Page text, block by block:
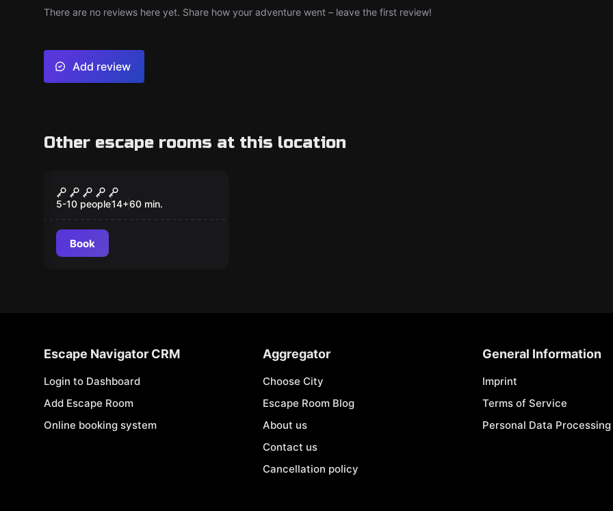
There are no reviews here yet. Share how your adventure went – leave the first review!
Add review
Other escape rooms at this location
Entropia
5-10 people14+60 min.
Book
Escape Navigator CRM
Login to Dashboard
Add Escape Room
Online booking system
Aggregator
Choose City
Escape Room Blog
About us
Contact us
Cancellation policy
General Information
Imprint
Terms of Service
Personal Data